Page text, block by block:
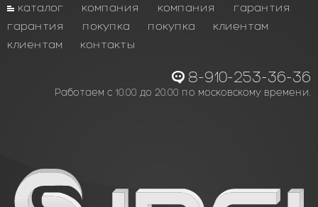
каталог компания компания
гарантия
гарантия
покупка покупка
клиентам
клиентам
контакты
8-910-253-36-36
Работаем с 10.00 до 20.00 по московскому времени.